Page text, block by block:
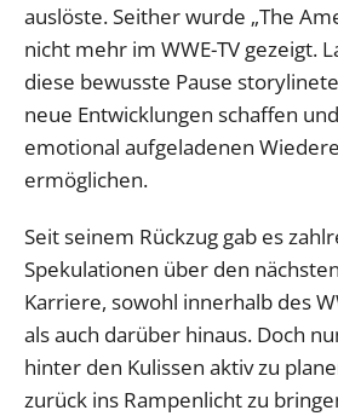
auslöste. Seither wurde „The
nicht mehr im WWE-TV gezeigt.
diese bewusste Pause
neue Entwicklungen schaffen
emotional aufgeladenen
ermöglichen.
Seit seinem Rückzug gab es
Spekulationen über den
Karriere, sowohl innerhalb des
als auch darüber hinaus. Doch
hinter den Kulissen aktiv zu
zurück ins Rampenlicht zu